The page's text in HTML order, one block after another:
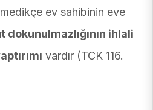
ev sahibinin eve
dokunulmazlığının ihlali
vardır (TCK 116.